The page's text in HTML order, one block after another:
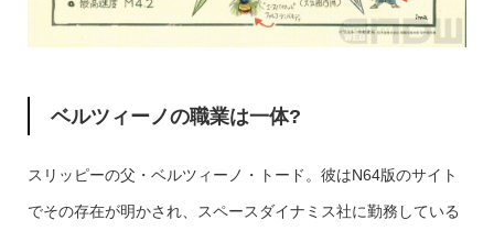
ベルツィーノの職業は一体?
スリッピーの父・ベルツィーノ・トード。彼はN64版のサイト
でその存在が明かされ、スペースダイナミス社に勤務している